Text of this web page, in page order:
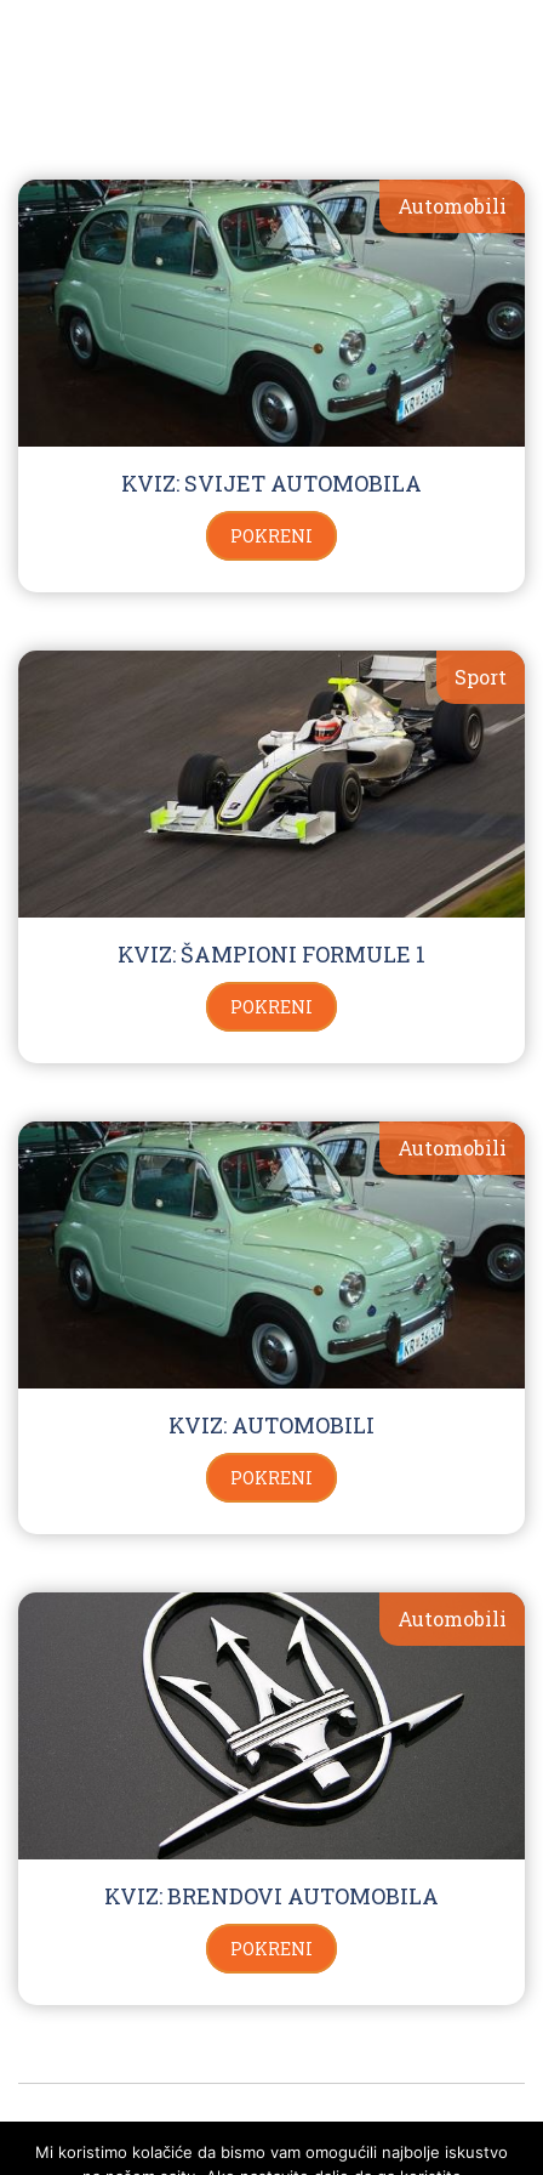
Automobili
KVIZ: SVIJET AUTOMOBILA
POKRENI
Sport
KVIZ: ŠAMPIONI FORMULE 1
POKRENI
Automobili
KVIZ: AUTOMOBILI
POKRENI
Automobili
KVIZ: BRENDOVI AUTOMOBILA
POKRENI
Mi koristimo kolačiće da bismo vam omogućili najbolje iskustvo